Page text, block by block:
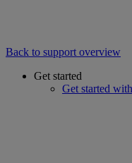
Back to support overview
Get started
Get started